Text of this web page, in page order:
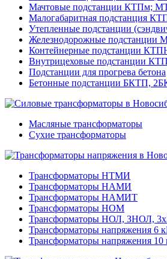
Мачтовые подстанции КТПм;
Малогабаритная подстанция
Утепленные подстанции
Железнодорожные
Контейнерные подстанции
Внутрицеховые подстанции
Подстанции для прогрева бетона
Бетонные подстанции БКТП,
Масляные трансформаторы
Сухие трансформаторы
Трансформаторы НТМИ
Трансформаторы НАМИ
Трансформаторы НАМИТ
Трансформаторы НОМ
Трансформаторы НОЛ, ЗНОЛ,
Трансформаторы напряжения 6
Трансформаторы напряжения 10